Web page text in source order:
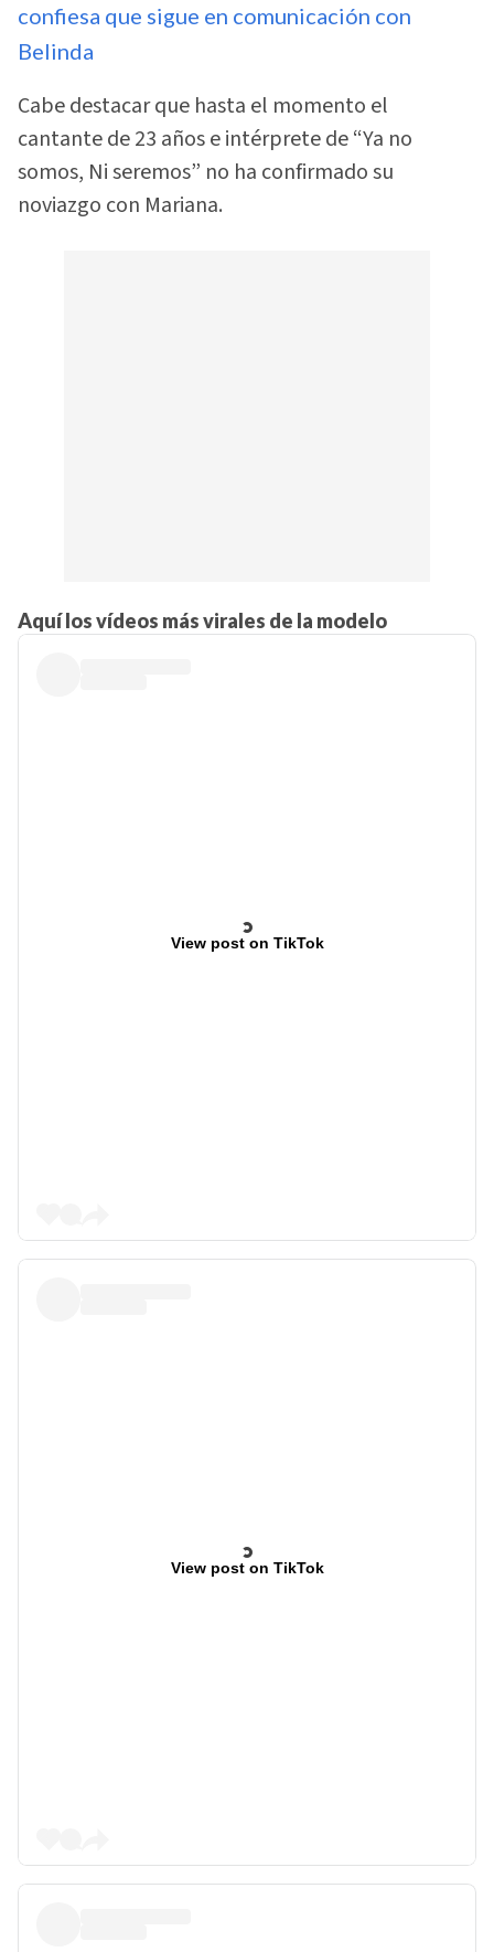
confiesa que sigue en comunicación con
Belinda
Cabe destacar que hasta el momento el
cantante de 23 años e intérprete de “Ya no
somos, Ni seremos” no ha confirmado su
noviazgo con Mariana.
Aquí los vídeos más virales de la modelo
View post on TikTok
View post on TikTok